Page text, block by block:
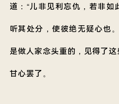
道：“儿非见利忘仇，若非如
听其处分，使彼绝无疑心也
是做人家念头重的，见得了
甘心罢了。